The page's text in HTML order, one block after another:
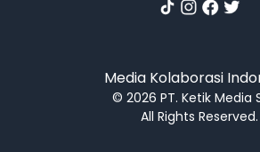
Media Kolaborasi
© 2026 PT. Ketik Media
All Rights Reserved.